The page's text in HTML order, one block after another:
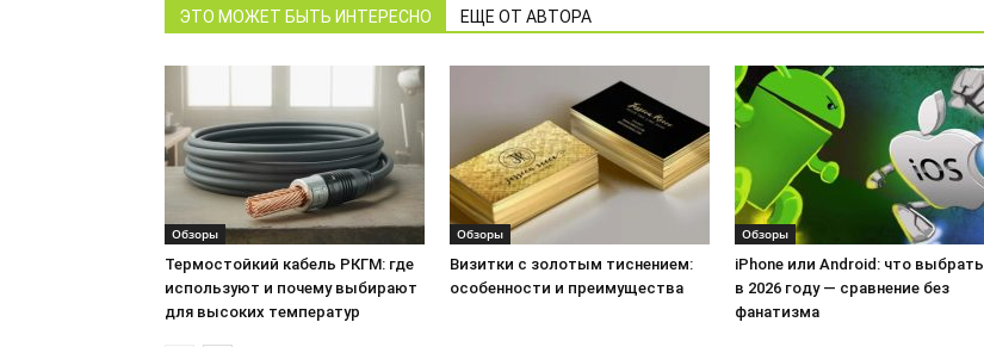
ЭТО МОЖЕТ БЫТЬ ИНТЕРЕСНО ЕЩЕ ОТ АВТОРА
Обзоры
Термостойкий кабель РКГМ: где
используют и почему выбирают
для высоких температур
Обзоры
Визитки с золотым тиснением:
особенности и преимущества
Обзоры
iPhone или Android: что выбрать
в 2026 году — сравнение без
фанатизма